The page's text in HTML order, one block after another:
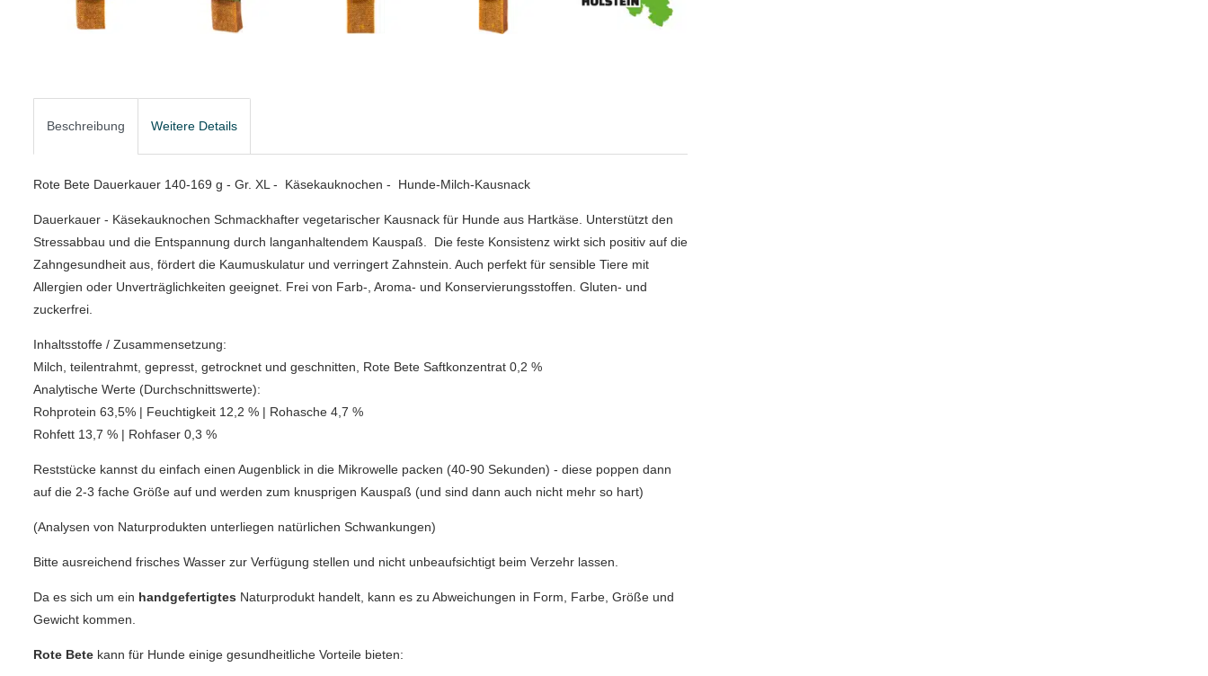
Beschreibung Weitere Details
Rote Bete Dauerkauer 140-169 g - Gr. XL - Käsekauknochen - Hunde-Milch-Kausnack
Dauerkauer - Käsekauknochen Schmackhafter vegetarischer Kausnack für Hunde aus Hartkäse. Unterstützt den
Stressabbau und die Entspannung durch langanhaltendem Kauspaß. Die feste Konsistenz wirkt sich positiv auf die
Zahngesundheit aus, fördert die Kaumuskulatur und verringert Zahnstein. Auch perfekt für sensible Tiere mit
Allergien oder Unverträglichkeiten geeignet. Frei von Farb-, Aroma- und Konservierungsstoffen. Gluten- und
zuckerfrei.
Inhaltsstoffe / Zusammensetzung:
Milch, teilentrahmt, gepresst, getrocknet und geschnitten, Rote Bete Saftkonzentrat 0,2 %
Analytische Werte (Durchschnittswerte):
Rohprotein 63,5% | Feuchtigkeit 12,2 % | Rohasche 4,7 %
Rohfett 13,7 % | Rohfaser 0,3 %
Reststücke kannst du einfach einen Augenblick in die Mikrowelle packen (40-90 Sekunden) - diese poppen dann
auf die 2-3 fache Größe auf und werden zum knusprigen Kauspaß (und sind dann auch nicht mehr so hart)
(Analysen von Naturprodukten unterliegen natürlichen Schwankungen)
Bitte ausreichend frisches Wasser zur Verfügung stellen und nicht unbeaufsichtigt beim Verzehr lassen.
Da es sich um ein handgefertigtes Naturprodukt handelt, kann es zu Abweichungen in Form, Farbe, Größe und
Gewicht kommen.
Rote Bete kann für Hunde einige gesundheitliche Vorteile bieten: